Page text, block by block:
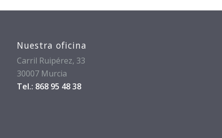
Nuestra oficina
Carril Ruipérez, 33
30007 Murcia
Tel.: 868 95 48 38